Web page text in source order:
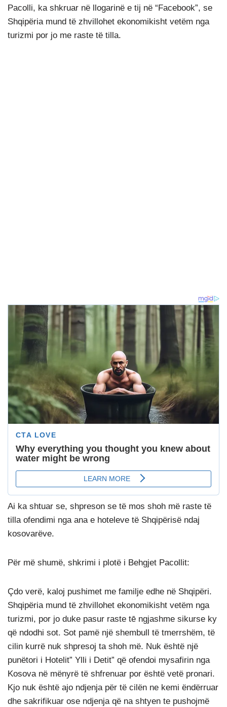
Pacolli, ka shkruar në llogarinë e tij në “Facebook”, se
Shqipëria mund të zhvillohet ekonomikisht vetëm nga
turizmi por jo me raste të tilla.
Ai ka shtuar se, shpreson se të mos shoh më raste të
tilla ofendimi nga ana e hoteleve të Shqipërisë ndaj
kosovarëve.
Për më shumë, shkrimi i plotë i Behgjet Pacollit:
Çdo verë, kaloj pushimet me familje edhe në Shqipëri.
Shqipëria mund të zhvillohet ekonomikisht vetëm nga
turizmi, por jo duke pasur raste tē ngjashme sikurse ky
që ndodhi sot. Sot pamë një shembull të tmerrshëm, të
cilin kurrë nuk shpresoj ta shoh më. Nuk është një
punëtori i Hotelit” Ylli i Detit” që ofendoi mysafirin nga
Kosova në mënyrë të shfrenuar por është vetë pronari.
Kjo nuk është ajo ndjenja për të cilën ne kemi ëndërruar
dhe sakrifikuar ose ndjenja që na shtyen te pushojmë